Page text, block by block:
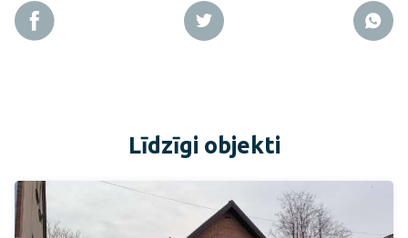
Līdzīgi objekti